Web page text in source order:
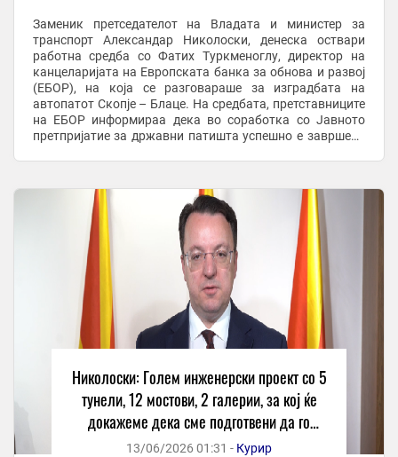
Заменик претседателот на Владата и министер за
транспорт Александар Николоски, денеска оствари
работна средба со Фатих Туркменоглу, директор на
канцеларијата на Европската банка за обнова и развој
(ЕБОР), на која се разговараше за изградбата на
автопатот Скопје – Блаце. На средбата, претставниците
на ЕБОР информираа дека во соработка со Јавното
претпријатие за државни патишта успешно е завршена
Николоски: Голем инженерски проект со 5
тунели, 12 мостови, 2 галерии, за кој ќе
докажеме дека сме подготвени да го
градиме
13/06/2026 01:31 - Курир